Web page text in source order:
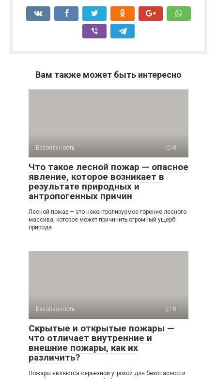
Вам также может быть интересно
Безопасность 0
Что такое лесной пожар — опасное
явление, которое возникает в
результате природных и
антропогенных причин
Лесной пожар — это неконтролируемое горение лесного
массива, которое может причинить огромный ущерб
природе
Безопасность 0
Скрытые и открытые пожары —
что отличает внутренние и
внешние пожары, как их
различить?
Пожары являются серьезной угрозой для безопасности